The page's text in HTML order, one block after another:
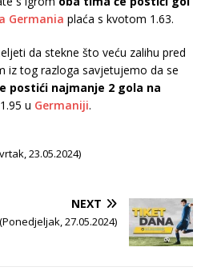
Germania plaća s kvotom 1.63.
da stekne što veću zalihu pred
iz tog razloga savjetujemo da se
postići najmanje 2 gola na
u Germaniji.
23.05.2024)
NEXT
27.05.2024)